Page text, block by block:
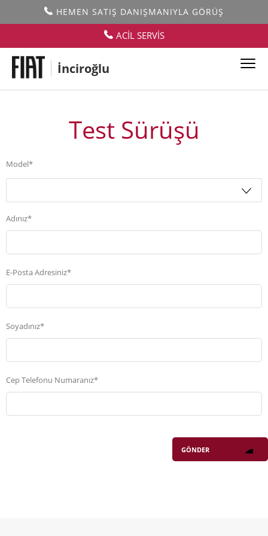
HEMEN SATIŞ DANIŞMANIYLA GÖRÜŞ
ACİL SERVİS
İnciroğlu
Test Sürüşü
Model*
Adınız*
E-Posta Adresiniz*
Soyadınız*
Cep Telefonu Numaranız*